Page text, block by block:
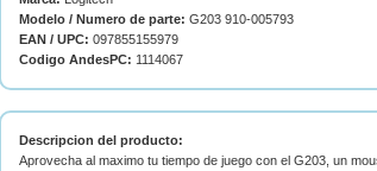
Modelo / Numero de parte: G203 910-005793
EAN / UPC: 097855155979
Codigo AndesPC: 1114067
Descripcion del producto:
Aprovecha al maximo tu tiempo de juego con el G203, un